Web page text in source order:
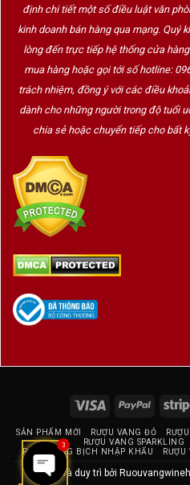
Quá trình ủ rượu:
12 tháng
(khoảng
Không làm
Hương Vị & Cấu Trúc Olivier
Cru 2018
Màu sắc: Vàng ánh
Mũi rượu
Trái cây cao
Lớp hương
rang, bơ
Kết thúc
định chi tiết một số điều luật văn
kinh doanh bán hàng qua mạng. Quý
lòng đến trực tiếp hệ thống cửa
mua hàng hoặc gọi tới số hotline:
trách nhiệm, đồng ý với các điều
dành cho những người trong độ tuổi
chia sẻ hoặc chuyển tiếp cho bất
Visa PayPal
SẢN PHẨM MỚI RƯỢU VANG ĐỎ
RƯỢU VANG SPARKLING
RƯỢU VANG BỊCH NHẬP KHẨU
Thiết kế và duy trì bởi
3